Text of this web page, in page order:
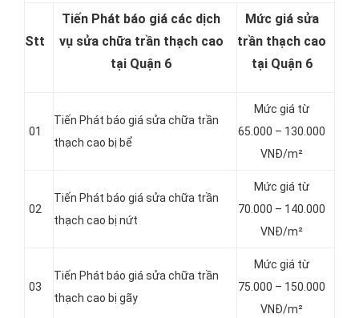
Stt
Tiến Phát báo giá các dịch
vụ sửa chữa trần thạch cao
tại Quận 6
Mức giá sửa
trần thạch cao
tại Quận 6
01
Tiến Phát báo giá sửa chữa trần
thạch cao bị bể
Mức giá từ
65.000 – 130.000
VNĐ/m²
02
Tiến Phát báo giá sửa chữa trần
thạch cao bị nứt
Mức giá từ
70.000 – 140.000
VNĐ/m²
03
Tiến Phát báo giá sửa chữa trần
thạch cao bị gãy
Mức giá từ
75.000 – 150.000
VNĐ/m²